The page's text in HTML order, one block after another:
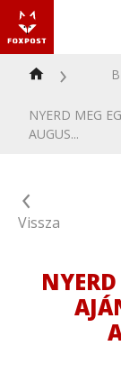
NYERD MEG
AUGUS...
Vissza